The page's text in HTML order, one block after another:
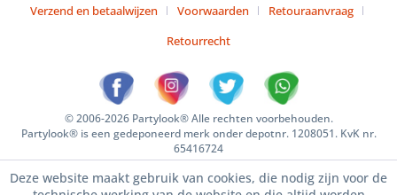
Verzend en betaalwijzen
Voorwaarden
Retouraanvraag
Retourrecht
© 2006-2026 Partylook® Alle rechten voorbehouden.
Partylook® is een gedeponeerd merk onder depotnr. 1208051. KvK nr.
65416724
Deze website maakt gebruik van cookies, die nodig zijn voor de